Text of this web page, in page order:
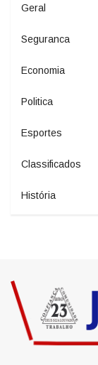
Cidades
Noticias
Geral
Seguranca
Economia
Politica
Esportes